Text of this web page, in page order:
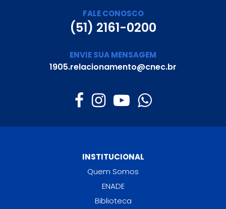
FALE CONOSCO
(51) 2161-0200
ENVIE SUA MENSAGEM
1905.relacionamento@cnec.br
INSTITUCIONAL
Quem Somos
ENADE
Biblioteca